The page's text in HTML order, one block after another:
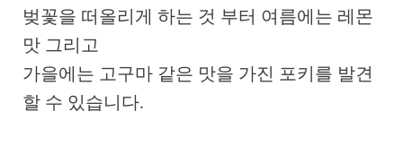
벚꽃을 떠올리게 하는 것 부터 여름에는 레몬
맛 그리고
가을에는 고구마 같은 맛을 가진 포키를 발견
할 수 있습니다.